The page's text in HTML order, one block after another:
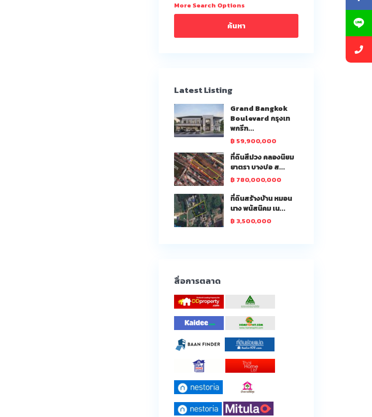
More Search Options
ค้นหา
Latest Listing
Grand Bangkok
Boulevard กรุงเท
พกรีฑ...
฿ 59,900,000
ที่ดินสีม่วง คลองนิยม
ยาตรา บางบ่อ ส...
฿ 780,000,000
ที่ดินสร้างบ้าน หมอน
นาง พนัสนิคม เน...
฿ 3,500,000
สื่อการตลาด